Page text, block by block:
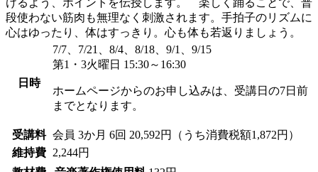
段使わない筋肉も無理なく刺激されます。手拍子のリズムに
心はゆったり、体はすっきり。心も体も若返りましょう。
日時
7/7、7/21、8/4、8/18、9/1、9/15
第1・3火曜日 15:30～16:30
ホームページからのお申し込みは、受講日の7日前
までとなります。
受講料 会員 3か月 6回 20,592円（うち消費税額1,872円）
維持費
2,244円